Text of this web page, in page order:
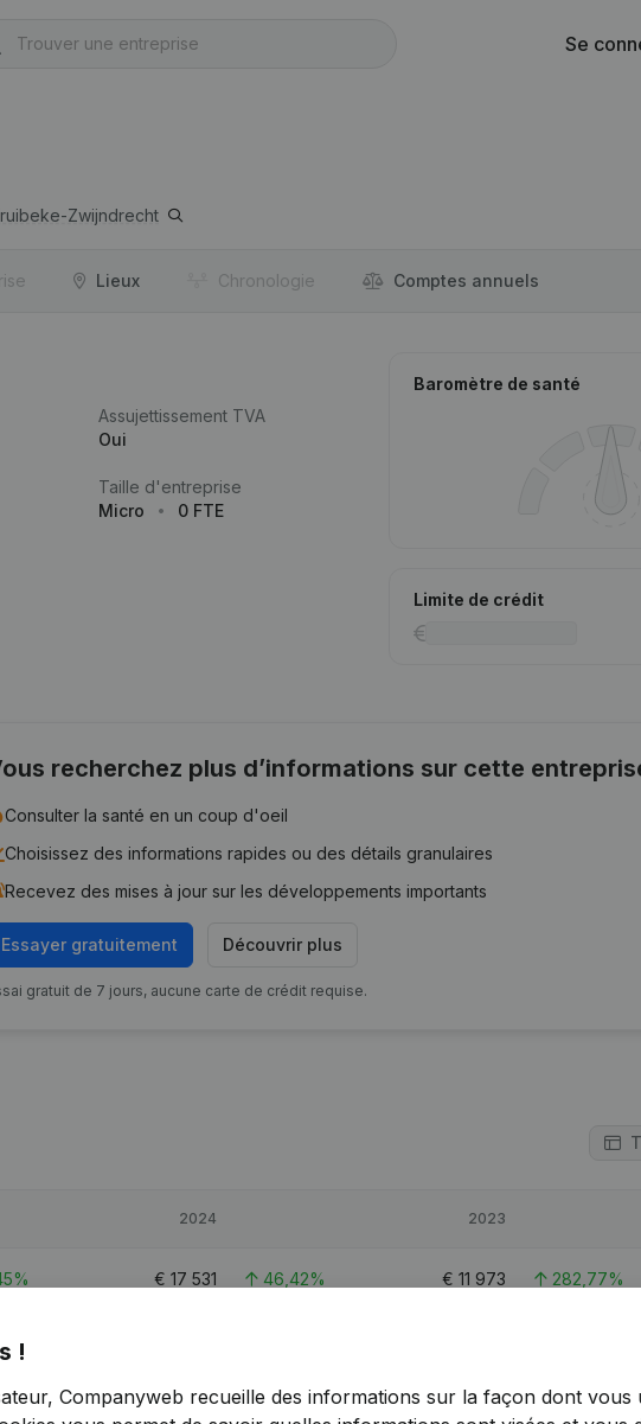
Se
Zwijndrecht
Lieux Chronologie Comptes annuels
Assujettissement TVA
Oui
Taille d'entreprise
Micro
0 FTE
Baromètre de santé
Limite de crédit
recherchez plus d’informations sur cette
Consulter la santé en un coup d'oeil
Choisissez des informations rapides ou des détails granulaires
Recevez des mises à jour sur les développements importants
Essayer gratuitement Découvrir plus
gratuit de 7 jours, aucune carte de crédit requise.
2024 2023
€ 17 531 46,42% € 11 973 282,77%
€24 814 51,16% € 16 416 216,17%
!
Companyweb recueille des informations sur la façon dont vous